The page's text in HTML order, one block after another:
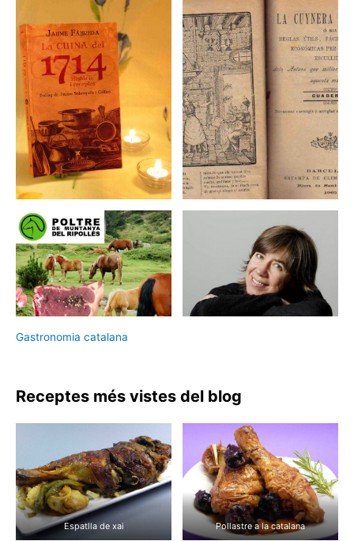
Gastronomia catalana
Receptes més vistes del blog
Espatlla de xai Pollastre a la catalana